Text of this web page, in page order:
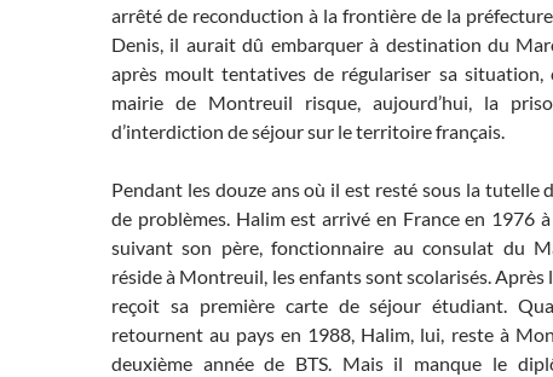
arrêté de reconduction à la frontière de la
Denis, il aurait dû embarquer à destination du
après moult tentatives de régulariser sa situation,
mairie de Montreuil risque, aujourd’hui, la
d’interdiction de séjour sur le territoire français.
Pendant les douze ans où il est resté sous la tutelle
de problèmes. Halim est arrivé en France en 1976 à
suivant son père, fonctionnaire au consulat du
réside à Montreuil, les enfants sont scolarisés. Après
reçoit sa première carte de séjour étudiant.
retournent au pays en 1988, Halim, lui, reste à
deuxième année de BTS. Mais il manque le